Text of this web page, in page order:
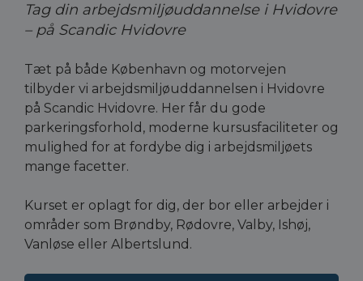
Tag din arbejdsmiljøuddannelse i Hvidovre
– på Scandic Hvidovre
Tæt på både København og motorvejen
tilbyder vi arbejdsmiljøuddannelsen i Hvidovre
på Scandic Hvidovre. Her får du gode
parkeringsforhold, moderne kursusfaciliteter og
mulighed for at fordybe dig i arbejdsmiljøets
mange facetter.
Kurset er oplagt for dig, der bor eller arbejder i
områder som Brøndby, Rødovre, Valby, Ishøj,
Vanløse eller Albertslund.